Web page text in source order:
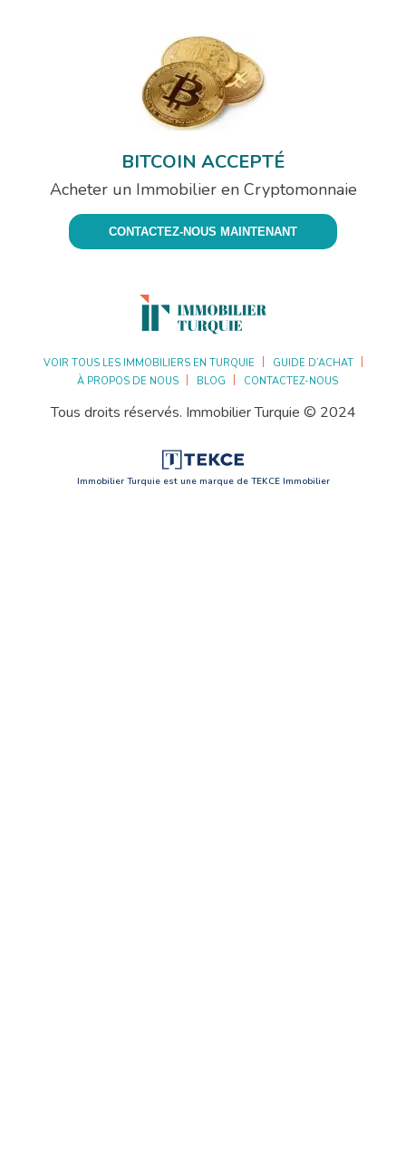
BITCOIN ACCEPTÉ
Acheter un Immobilier en Cryptomonnaie
CONTACTEZ-NOUS MAINTENANT
VOIR TOUS LES IMMOBILIERS EN TURQUIE
GUIDE D’ACHAT
À PROPOS DE NOUS
BLOG CONTACTEZ-NOUS
Tous droits réservés. Immobilier Turquie © 2024
Immobilier Turquie est une marque de TEKCE Immobilier